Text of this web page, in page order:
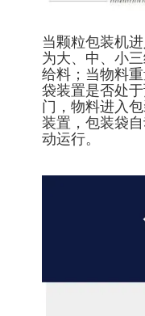
当颗粒包装机
为大、中、小
给料；当物料
袋装置是否处
门，物料进入
装置，包装袋
动运行。